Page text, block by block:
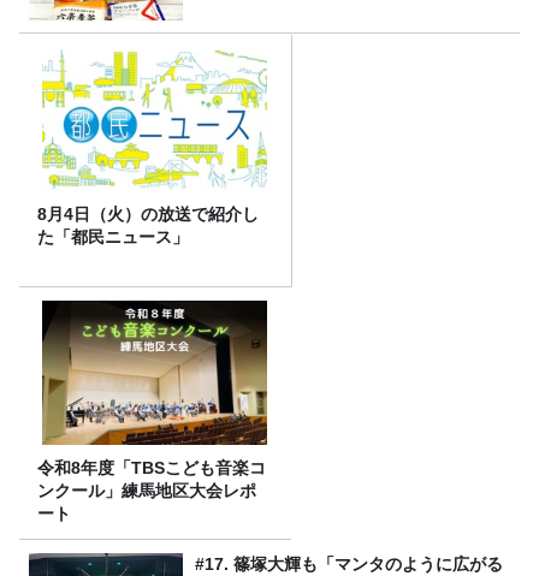
8月4日（火）の放送で紹介し
た「都民ニュース」
令和8年度「TBSこども音楽コ
ンクール」練馬地区大会レポ
ート
#17. 篠塚大輝も「マンタのように広がる